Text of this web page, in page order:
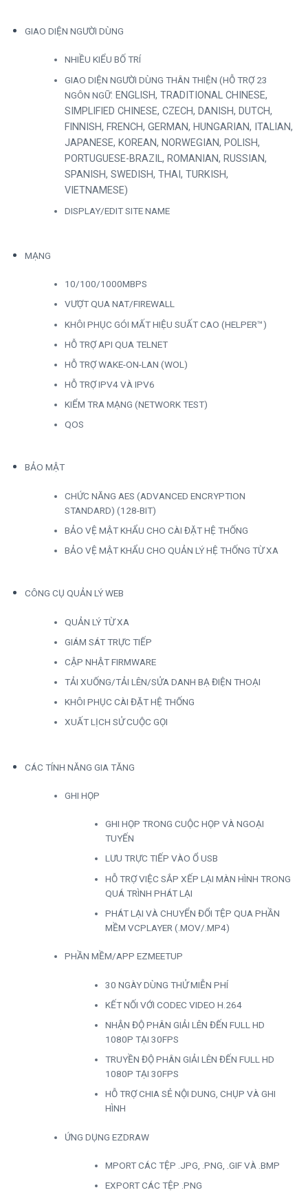
GIAO DIỆN NGƯỜI DÙNG
NHIỀU KIỂU BỐ TRÍ
GIAO DIỆN NGƯỜI DÙNG THÂN THIỆN (HỖ TRỢ 23
NGÔN NGỮ: ENGLISH, TRADITIONAL CHINESE,
SIMPLIFIED CHINESE, CZECH, DANISH, DUTCH,
FINNISH, FRENCH, GERMAN, HUNGARIAN, ITALIAN,
JAPANESE, KOREAN, NORWEGIAN, POLISH,
PORTUGUESE-BRAZIL, ROMANIAN, RUSSIAN,
SPANISH, SWEDISH, THAI, TURKISH,
VIETNAMESE)
DISPLAY/EDIT SITE NAME
MẠNG
10/100/1000MBPS
VƯỢT QUA NAT/FIREWALL
KHÔI PHỤC GÓI MẤT HIỆU SUẤT CAO (HELPER™)
HỖ TRỢ API QUA TELNET
HỖ TRỢ WAKE-ON-LAN (WOL)
HỖ TRỢ IPV4 VÀ IPV6
KIỂM TRA MẠNG (NETWORK TEST)
QOS
BẢO MẬT
CHỨC NĂNG AES (ADVANCED ENCRYPTION
STANDARD) (128-BIT)
BẢO VỆ MẬT KHẨU CHO CÀI ĐẶT HỆ THỐNG
BẢO VỆ MẬT KHẨU CHO QUẢN LÝ HỆ THỐNG TỪ XA
CÔNG CỤ QUẢN LÝ WEB
QUẢN LÝ TỪ XA
GIÁM SÁT TRỰC TIẾP
CẬP NHẬT FIRMWARE
TẢI XUỐNG/TẢI LÊN/SỬA DANH BẠ ĐIỆN THOẠI
KHÔI PHỤC CÀI ĐẶT HỆ THỐNG
XUẤT LỊCH SỬ CUỘC GỌI
CÁC TÍNH NĂNG GIA TĂNG
GHI HỌP
GHI HỌP TRONG CUỘC HỌP VÀ NGOẠI
TUYẾN
LƯU TRỰC TIẾP VÀO Ổ USB
HỖ TRỢ VIỆC SẮP XẾP LẠI MÀN HÌNH TRONG
QUÁ TRÌNH PHÁT LẠI
PHÁT LẠI VÀ CHUYỂN ĐỔI TỆP QUA PHẦN
MỀM VCPLAYER (.MOV/.MP4)
PHẦN MỀM/APP EZMEETUP
30 NGÀY DÙNG THỬ MIỄN PHÍ
KẾT NỐI VỚI CODEC VIDEO H.264
NHẬN ĐỘ PHÂN GIẢI LÊN ĐẾN FULL HD
1080P TẠI 30FPS
TRUYỀN ĐỘ PHÂN GIẢI LÊN ĐẾN FULL HD
1080P TẠI 30FPS
HỖ TRỢ CHIA SẺ NỘI DUNG, CHỤP VÀ GHI
HÌNH
ỨNG DỤNG EZDRAW
MPORT CÁC TỆP .JPG, .PNG, .GIF VÀ .BMP
EXPORT CÁC TỆP .PNG